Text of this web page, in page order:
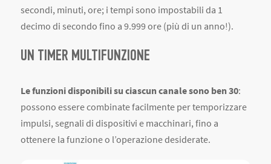
secondi, minuti, ore; i tempi sono impostabili da 1
decimo di secondo fino a 9.999 ore (più di un anno!).
UN TIMER MULTIFUNZIONE
Le funzioni disponibili su ciascun canale sono ben 30:
possono essere combinate facilmente per temporizzare
impulsi, segnali di dispositivi e macchinari, fino a
ottenere la funzione o l’operazione desiderate.